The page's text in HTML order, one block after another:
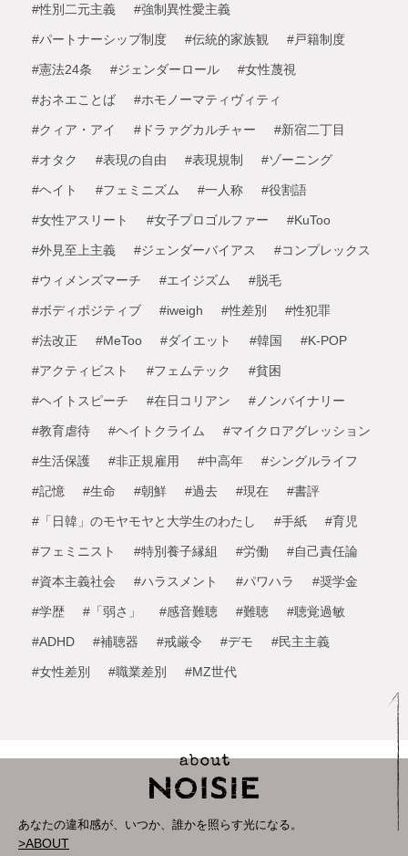
#性別二元主義 #強制異性愛主義
#パートナーシップ制度 #伝統的家族観 #戸籍制度
#憲法24条 #ジェンダーロール #女性蔑視
#おネエことば #ホモノーマティヴィティ
#クィア・アイ #ドラァグカルチャー #新宿二丁目
#オタク #表現の自由 #表現規制 #ゾーニング
#ヘイト #フェミニズム #一人称 #役割語
#女性アスリート #女子プロゴルファー #KuToo
#外見至上主義 #ジェンダーバイアス #コンプレックス
#ウィメンズマーチ #エイジズム #脱毛
#ボディポジティブ #iweigh #性差別 #性犯罪
#法改正 #MeToo #ダイエット #韓国 #K-POP
#アクティビスト #フェムテック #貧困
#ヘイトスピーチ #在日コリアン #ノンバイナリー
#教育虐待 #ヘイトクライム #マイクロアグレッション
#生活保護 #非正規雇用 #中高年 #シングルライフ
#記憶 #生命 #朝鮮 #過去 #現在 #書評
#「日韓」のモヤモヤと大学生のわたし #手紙 #育児
#フェミニスト #特別養子縁組 #労働 #自己責任論
#資本主義社会 #ハラスメント #パワハラ #奨学金
#学歴 #「弱さ」 #感音難聴 #難聴 #聴覚過敏
#ADHD #補聴器 #戒厳令 #デモ #民主主義
#女性差別 #職業差別 #MZ世代
あなたの違和感が、いつか、誰かを照らす光になる。
>ABOUT